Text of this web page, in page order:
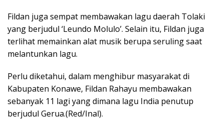
Fildan juga sempat membawakan lagu daerah Tolaki
yang berjudul ‘Leundo Molulo’. Selain itu, Fildan juga
terlihat memainkan alat musik berupa seruling saat
melantunkan lagu.
Perlu diketahui, dalam menghibur masyarakat di
Kabupaten Konawe, Fildan Rahayu membawakan
sebanyak 11 lagi yang dimana lagu India penutup
berjudul Gerua.(Red/Inal).